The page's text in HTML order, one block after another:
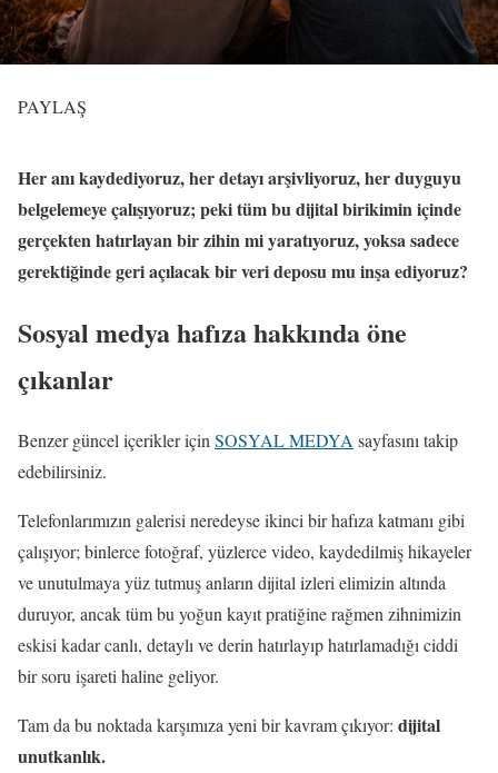
PAYLAŞ
Her anı kaydediyoruz, her detayı arşivliyoruz, her duyguyu
belgelemeye çalışıyoruz; peki tüm bu dijital birikimin içinde
gerçekten hatırlayan bir zihin mi yaratıyoruz, yoksa sadece
gerektiğinde geri açılacak bir veri deposu mu inşa ediyoruz?
Sosyal medya hafıza hakkında öne
çıkanlar
Benzer güncel içerikler için SOSYAL MEDYA sayfasını takip
edebilirsiniz.
Telefonlarımızın galerisi neredeyse ikinci bir hafıza katmanı gibi
çalışıyor; binlerce fotoğraf, yüzlerce video, kaydedilmiş hikayeler
ve unutulmaya yüz tutmuş anların dijital izleri elimizin altında
duruyor, ancak tüm bu yoğun kayıt pratiğine rağmen zihnimizin
eskisi kadar canlı, detaylı ve derin hatırlayıp hatırlamadığı ciddi
bir soru işareti haline geliyor.
Tam da bu noktada karşımıza yeni bir kavram çıkıyor: dijital
unutkanlık.